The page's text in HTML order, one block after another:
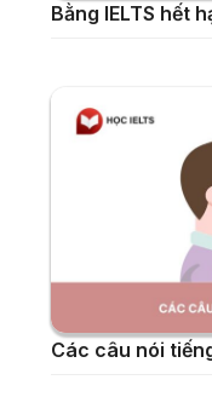
Bằng IELTS hết
Các câu nói